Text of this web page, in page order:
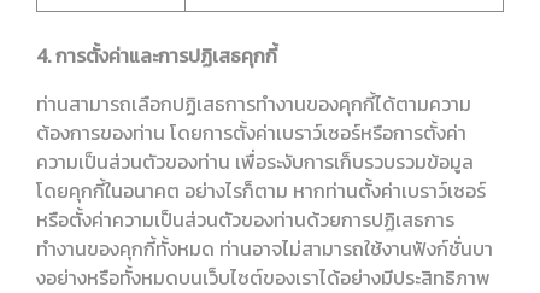
4. การตั้งค่าและการปฏิเสธคุกกี้
ท่านสามารถเลือกปฏิเสธการทำงานของคุกกี้ได้ตามความ
ต้องการของท่าน โดยการตั้งค่าเบราว์เซอร์หรือการตั้งค่า
ความเป็นส่วนตัวของท่าน เพื่อระงับการเก็บรวบรวมข้อมูล
โดยคุกกี้ในอนาคต อย่างไรก็ตาม หากท่านตั้งค่าเบราว์เซอร์
หรือตั้งค่าความเป็นส่วนตัวของท่านด้วยการปฏิเสธการ
ทำงานของคุกกี้ทั้งหมด ท่านอาจไม่สามารถใช้งานฟังก์ชั่นบา
งอย่างหรือทั้งหมดบนเว็บไซต์ของเราได้อย่างมีประสิทธิภาพ